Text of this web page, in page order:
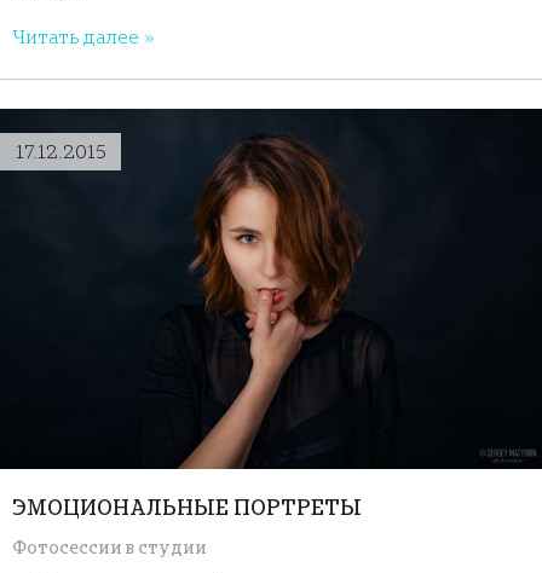
Читать далее »
17.12.2015
ЭМОЦИОНАЛЬНЫЕ ПОРТРЕТЫ
Фотосессии в студии